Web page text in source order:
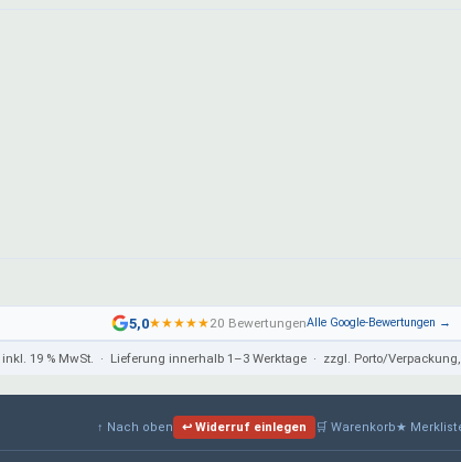
5,0★★★★★20 BewertungenAlle Google-Bewertungen →
19 % MwSt. · Lieferung innerhalb 1–3 Werktage · zzgl. Porto/
↑ Nach oben ↩ Widerruf einlegen 🛒 Warenkorb★